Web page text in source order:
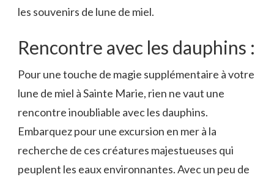
les souvenirs de lune de miel.
Rencontre avec les dauphins :
Pour une touche de magie supplémentaire à votre
lune de miel à Sainte Marie, rien ne vaut une
rencontre inoubliable avec les dauphins.
Embarquez pour une excursion en mer à la
recherche de ces créatures majestueuses qui
peuplent les eaux environnantes. Avec un peu de